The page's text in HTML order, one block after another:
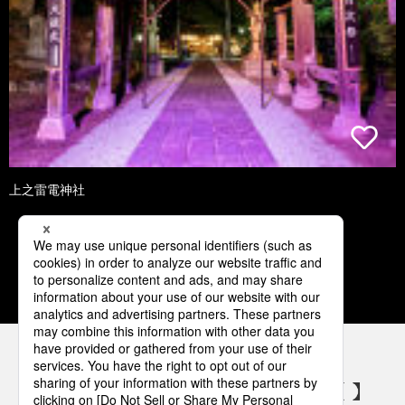
上之雷電神社
1 2 3 4 5
パナソニックの電気設備 SNSアカウント